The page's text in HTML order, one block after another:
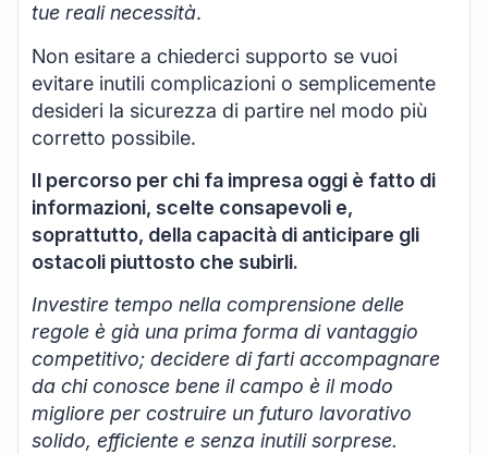
tue reali necessità.
Non esitare a chiederci supporto se vuoi
evitare inutili complicazioni o semplicemente
desideri la sicurezza di partire nel modo più
corretto possibile.
Il percorso per chi fa impresa oggi è fatto di
informazioni, scelte consapevoli e,
soprattutto, della capacità di anticipare gli
ostacoli piuttosto che subirli.
Investire tempo nella comprensione delle
regole è già una prima forma di vantaggio
competitivo; decidere di farti accompagnare
da chi conosce bene il campo è il modo
migliore per costruire un futuro lavorativo
solido, efficiente e senza inutili sorprese.